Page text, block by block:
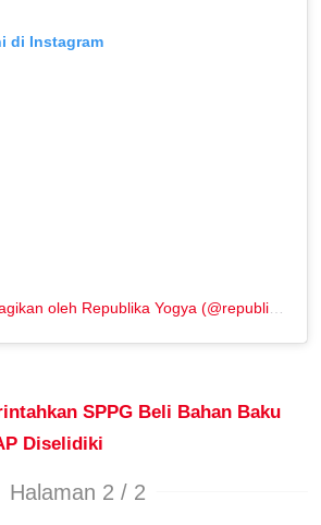
di Instagram
Sebuah kiriman dibagikan oleh Republika Yogya (@republikayogya)
SPPG Beli Bahan Baku
Diselidiki
Halaman 2 / 2